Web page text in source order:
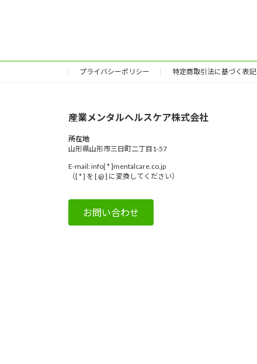
プライバシーポリシー 特定商取引法に基づく表記
産業メンタルヘルスケア株式会社
所在地
山形県山形市三日町二丁目1-57
E-mail: info[ * ]mentalcare.co.jp
（[ * ] を [ @ ] に変換してください）
お問い合わせ